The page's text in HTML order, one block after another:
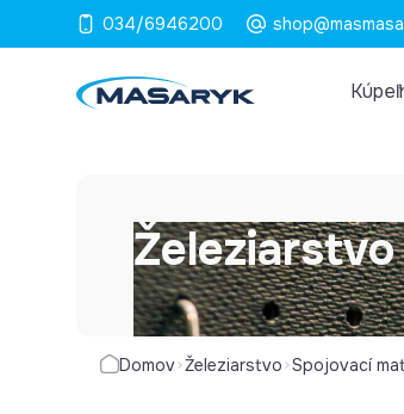
034/6946200
Železiarstvo
Domov Železiarstvo Spojovací